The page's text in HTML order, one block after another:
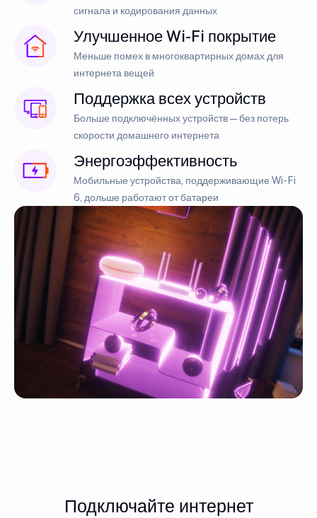
сигнала и кодирования данных
Улучшенное Wi-Fi покрытие
Меньше помех в многоквартирных домах для
интернета вещей
Поддержка всех устройств
Больше подключённых устройств — без потерь
скорости домашнего интернета
Энергоэффективность
Мобильные устройства, поддерживающие Wi-Fi
6, дольше работают от батареи
Подключайте интернет